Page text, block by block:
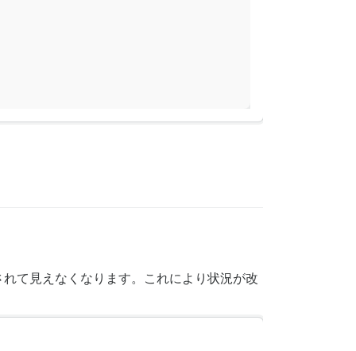
て見えなくなります。これにより状況が改